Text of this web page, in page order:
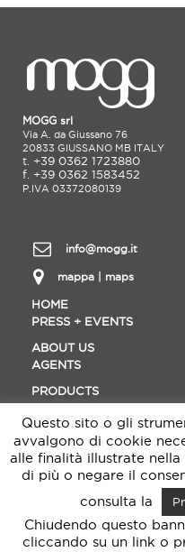
MOGG srl
Via A. da Giussano 76
20833 GIUSSANO MB ITALY
t. +39 0362 1723880
f. +39 0362 1583452
P.IVA 03372080139
info@mogg.it
mappa | maps
HOME
PRESS + EVENTS
ABOUT US
AGENTS
PRODUCTS
MATERIALS
DOWNLOAD
DESIGNER
Questo sito o gli
avvalgono di cookie
alle finalità illustrate
di più o negare il
consulta la
Chiudendo questo
cliccando su un link o